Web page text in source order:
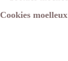
Cookies moelleux